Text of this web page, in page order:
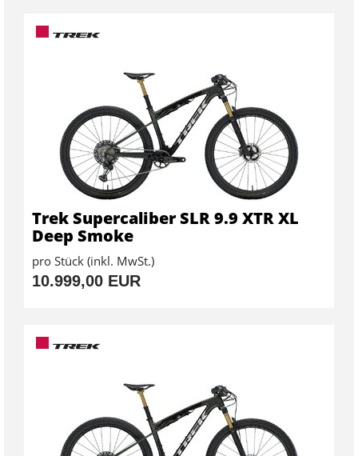
Trek Supercaliber SLR 9.9 XTR XL
Deep Smoke
pro Stück (inkl. MwSt.)
10.999,00 EUR